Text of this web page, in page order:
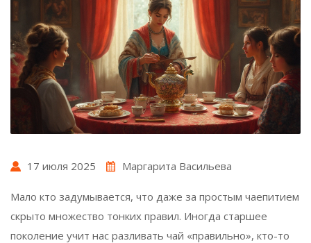
17 июля 2025 Маргарита Васильева
Мало кто задумывается, что даже за простым чаепитием
скрыто множество тонких правил. Иногда старшее
поколение учит нас разливать чай «правильно», кто-то